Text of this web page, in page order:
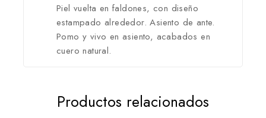
Piel vuelta en faldones, con diseño
estampado alrededor. Asiento de ante.
Pomo y vivo en asiento, acabados en
cuero natural.
Productos relacionados